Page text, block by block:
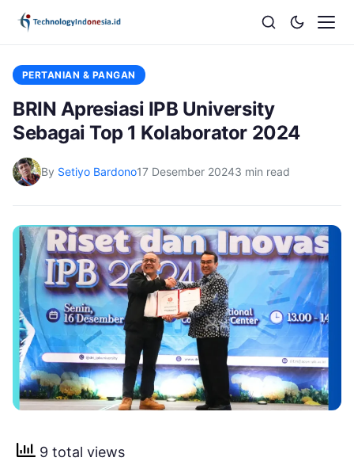
PERTANIAN & PANGAN
BRIN Apresiasi IPB University
Sebagai Top 1 Kolaborator 2024
By Setiyo Bardono17 Desember 20243 min read
9 total views